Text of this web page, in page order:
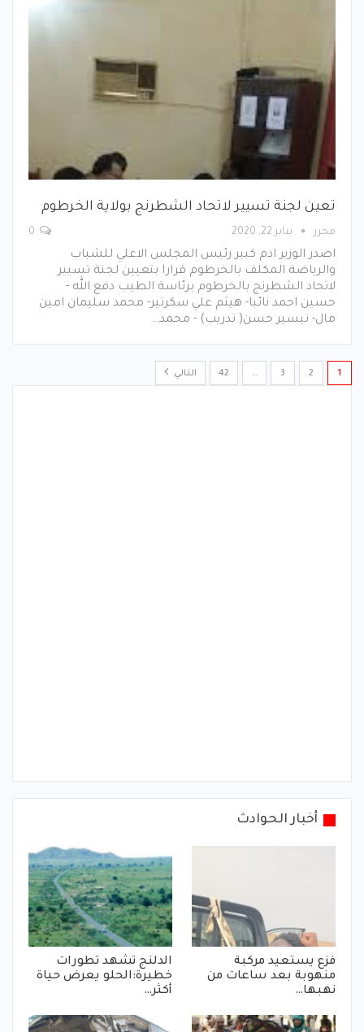
تعين لجنة تسيير لاتحاد الشطرنج بولاية الخرطوم
محرر يناير 22, 2020
اصدر الوزير ادم كبير رئيس المجلس الاعلي للشباب
والرياضة المكلف بالخرطوم قرارا بتعيين لجنة تسيير
لاتحاد الشطرنج بالخرطوم برئاسة الطيب دفع الله -
حسين احمد نائبا- هيثم علي سكرتير- محمد سليمان امين
مال- تيسير حسن( تدريب) - محمد…
1
2
3
…
42 التالي
أخبار الحوادث
فزع يستعيد مركبة
منهوبة بعد ساعات من
نهبها…
الدلنج تشهد تطورات
خطيرة:الحلو يعرض حياة
أكثر…